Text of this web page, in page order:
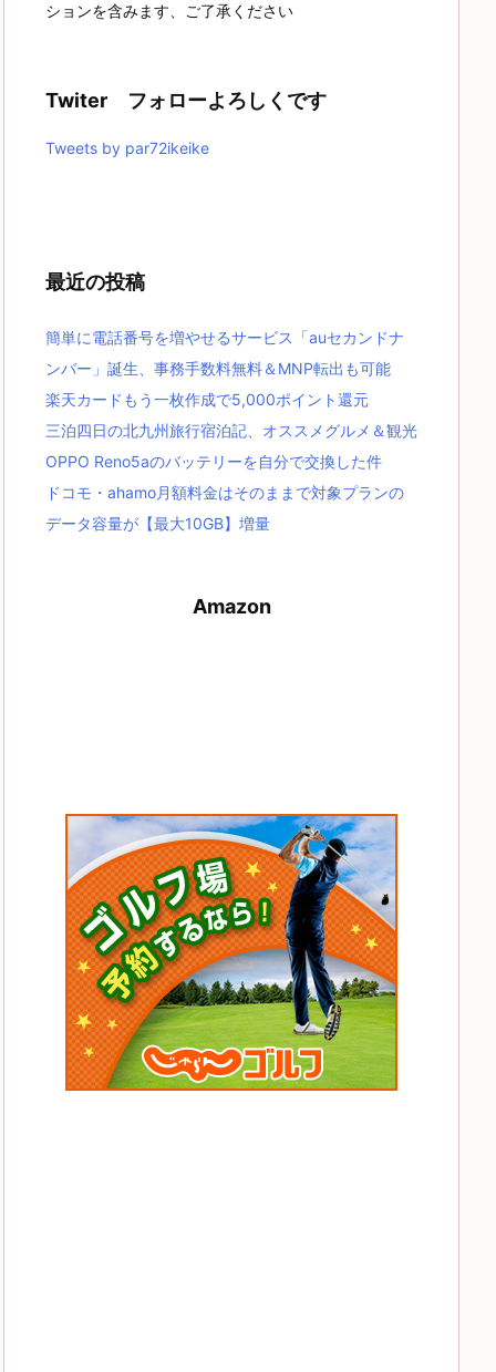
ションを含みます、ご了承ください
Twiter フォローよろしくです
Tweets by par72ikeike
最近の投稿
簡単に電話番号を増やせるサービス「auセカンドナ
ンバー」誕生、事務手数料無料＆MNP転出も可能
楽天カードもう一枚作成で5,000ポイント還元
三泊四日の北九州旅行宿泊記、オススメグルメ＆観光
OPPO Reno5aのバッテリーを自分で交換した件
ドコモ・ahamo月額料金はそのままで対象プランの
データ容量が【最大10GB】増量
Amazon